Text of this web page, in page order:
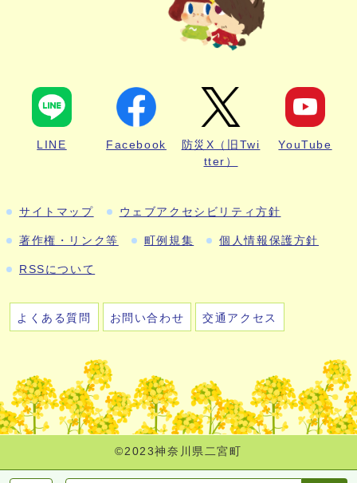
LINE Facebook
防災X（旧Twi
tter）
YouTube
サイトマップ ウェブアクセシビリティ方針
著作権・リンク等 町例規集 個人情報保護方針
RSSについて
よくある質問 お問い合わせ 交通アクセス
©2023神奈川県二宮町